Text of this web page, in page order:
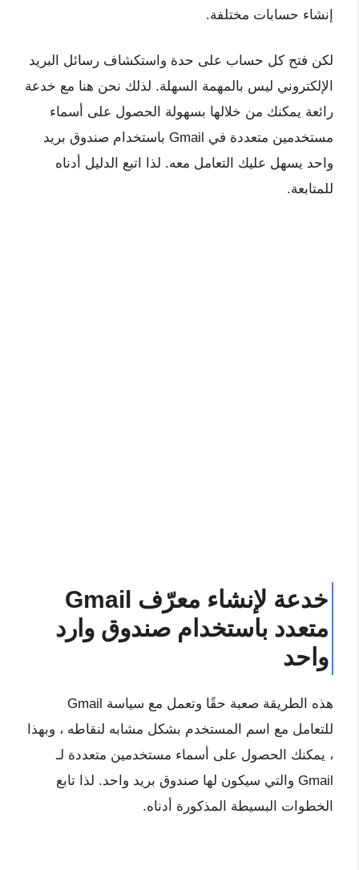
إنشاء حسابات مختلفة.
لكن فتح كل حساب على حدة واستكشاف رسائل البريد
الإلكتروني ليس بالمهمة السهلة. لذلك نحن هنا مع خدعة
رائعة يمكنك من خلالها بسهولة الحصول على أسماء
مستخدمين متعددة في Gmail باستخدام صندوق بريد
واحد يسهل عليك التعامل معه. لذا اتبع الدليل أدناه
للمتابعة.
خدعة لإنشاء معرّف Gmail
متعدد باستخدام صندوق وارد
واحد
هذه الطريقة صعبة حقًا وتعمل مع سياسة Gmail
للتعامل مع اسم المستخدم بشكل مشابه لنقاطه ، وبهذا
، يمكنك الحصول على أسماء مستخدمين متعددة لـ
Gmail والتي سيكون لها صندوق بريد واحد. لذا تابع
الخطوات البسيطة المذكورة أدناه.